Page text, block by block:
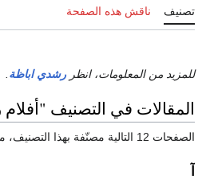
تصنيف ناقش هذه الصفحة
للمزيد من المعلومات، انظر رشدي اباظة
المقالات في التصنيف
الصفحات 12 التالية مصنّفة بهذا التصنيف، من إجمالي 12.